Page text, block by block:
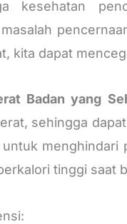
kesehatan
kita dapat
Badan yang
sehingga
menghindari
tinggi saat